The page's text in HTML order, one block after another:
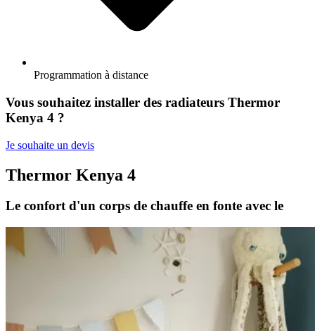
Programmation à distance
Vous souhaitez installer des radiateurs Thermor
Kenya 4 ?
Je souhaite un devis
Thermor Kenya 4
Le confort d'un corps de chauffe en fonte avec le